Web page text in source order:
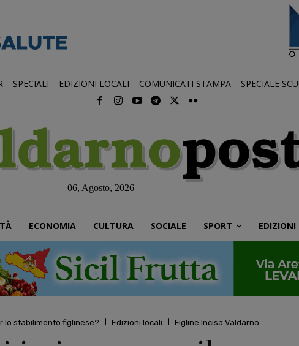
SPECIALI EDIZIONI LOCALI COMUNICATI STAMPA SPECIALE
06, Agosto, 2026
ECONOMIA CULTURA SOCIALE SPORT EDIZIONI
lo stabilimento figlinese? Edizioni locali Figline Incisa Valdarno